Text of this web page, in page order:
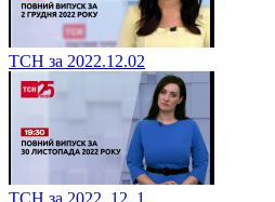
ТСН за 2022.12.02
ТСН за 2022. 12. 1